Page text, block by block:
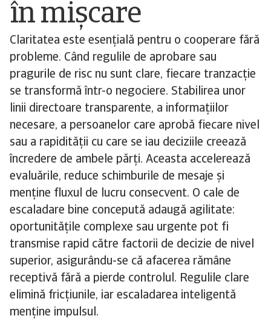
în mișcare
Claritatea este esențială pentru o cooperare fără
probleme. Când regulile de aprobare sau
pragurile de risc nu sunt clare, fiecare tranzacție
se transformă într-o negociere. Stabilirea unor
linii directoare transparente, a informațiilor
necesare, a persoanelor care aprobă fiecare nivel
sau a rapidității cu care se iau deciziile creează
încredere de ambele părți. Aceasta accelerează
evaluările, reduce schimburile de mesaje și
menține fluxul de lucru consecvent. O cale de
escaladare bine concepută adaugă agilitate:
oportunitățile complexe sau urgente pot fi
transmise rapid către factorii de decizie de nivel
superior, asigurându-se că afacerea rămâne
receptivă fără a pierde controlul. Regulile clare
elimină fricțiunile, iar escaladarea inteligentă
menține impulsul.